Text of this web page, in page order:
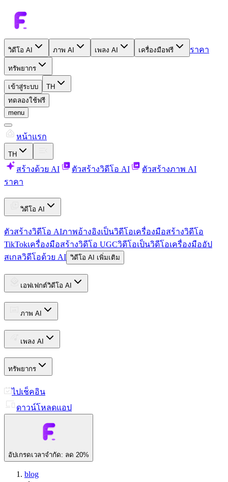
วิดีโอ AI ภาพ AI เพลง AI เครื่องมือฟรี ราคา
ทรัพยากร
เข้าสู่ระบบ
TH
ทดลองใช้ฟรี
menu
หน้าแรก
TH
สร้างด้วย AI ตัวสร้างวิดีโอ AI
ตัวสร้างภาพ AI
ราคา
วิดีโอ AI
ตัวสร้างวิดีโอ AIภาพอ้างอิงเป็นวิดีโอเครื่องมือสร้างวิดีโอ
TikTokเครื่องมือสร้างวิดีโอ UGCวิดีโอเป็นวิดีโอเครื่องมืออัป
สเกลวิดีโอด้วย AI วิดีโอ AI เพิ่มเติม
เอฟเฟกต์วิดีโอ AI
ภาพ AI
เพลง AI
ทรัพยากร
ไปเช็คอิน
ดาวน์โหลดแอป
อัปเกรดเวลาจำกัด: ลด 20%
blog